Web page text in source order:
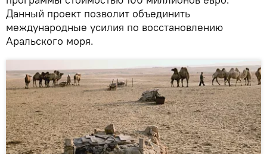
Данный проект позволит объединить
международные усилия по восстановлению
Аральского моря.